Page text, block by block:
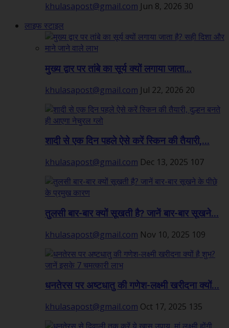
khulasapost@gmail.com Jun 8, 2026 30
लाइफ स्टाइल
मुख्य द्वार पर तांबे का सूर्य क्यों लगाया जाता...
khulasapost@gmail.com Jul 22, 2026 20
शादी से एक दिन पहले ऐसे करें स्किन की तैयारी,...
khulasapost@gmail.com Dec 13, 2025 107
तुलसी बार-बार क्यों सूखती है? जानें बार-बार सूखने...
khulasapost@gmail.com Nov 10, 2025 109
धनतेरस पर अष्टधातु की गणेश-लक्ष्मी खरीदना क्यों...
khulasapost@gmail.com Oct 17, 2025 135